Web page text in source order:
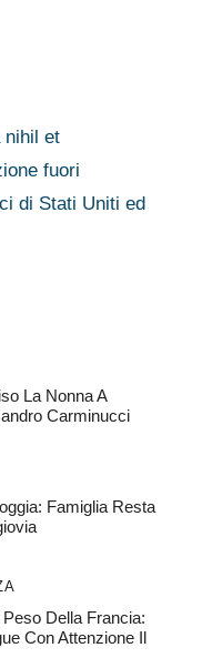
nihil et
fuori
di Stati Uniti ed
La Nonna A
Carminucci
Famiglia Resta
Della Francia:
Con Attenzione Il